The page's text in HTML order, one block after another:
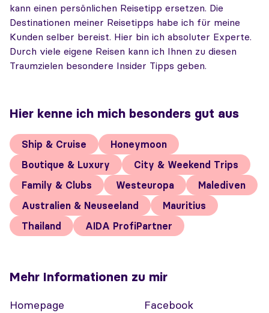
kann einen persönlichen Reisetipp ersetzen. Die
Destinationen meiner Reisetipps habe ich für meine
Kunden selber bereist. Hier bin ich absoluter Experte.
Durch viele eigene Reisen kann ich Ihnen zu diesen
Traumzielen besondere Insider Tipps geben.
Hier kenne ich mich besonders gut aus
Ship & Cruise
Honeymoon
Boutique & Luxury
City & Weekend Trips
Family & Clubs
Westeuropa
Malediven
Australien & Neuseeland
Mauritius
Thailand
AIDA ProfiPartner
Mehr Informationen zu mir
Homepage Facebook